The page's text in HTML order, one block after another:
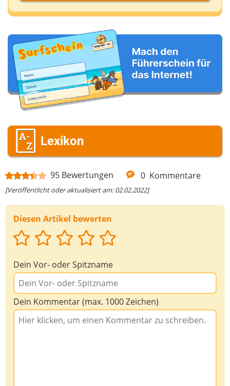
95 Bewertungen 0 Kommentare
[Veröffentlicht oder aktualisiert am: 02.02.2022]
Diesen Artikel bewerten
Dein Vor- oder Spitzname
Dein Kommentar (max. 1000 Zeichen)
Deine E-Mail-Adresse (wenn du eine Antwort
möchtest)
Deine Nachricht
Lexikon